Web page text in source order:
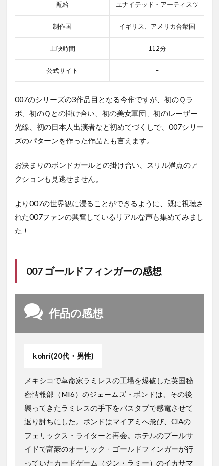
配給 ユナイテッド・アーティスツ
制作国 イギリス、アメリカ合衆国
上映時間 112分
公式サイト –
007のシリーズの3作品目となる今作ですが、初のＱラ
ボ、初のＱとの掛け合い、初の美女軍団、初のレーザー
光線、初の日本人出演者など初めてづくしで、007シリー
ズのパターンを作った作品とも言えます。
お決まりのボンドガールとの掛け合い、スリル満点のア
クションも見逃せません。
より007の世界観に浸ることができるように、既に視聴さ
れた007ファンの興奮しているリアルな声も集めてみまし
た！
007 ゴールドフィンガーの感想
作品の感想
kohri(20代・男性)
メキシコで革命家ラミレスの工場を爆破した英国秘
密情報部（MI6）のジェームズ・ボンドは、その後
襲ってきたラミレスの手下をバスタブで感電させて
返り討ちにした。ボンドはマイアミへ飛び、CIAの
フェリックス・ライターと再会。ホテルのプールサ
イドで富豪のオーリック・ゴールドフィンガーが行
っていたカードゲーム（ジン・ラミー）のイカサマ